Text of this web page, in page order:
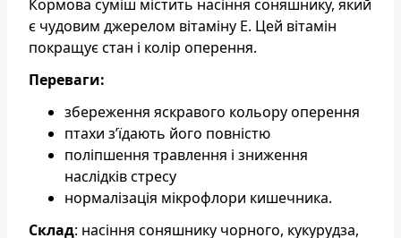
Кормова суміш містить насіння соняшнику, який
є чудовим джерелом вітаміну Е. Цей вітамін
покращує стан і колір оперення.
Переваги:
збереження яскравого кольору оперення
птахи з’їдають його повністю
поліпшення травлення і зниження
наслідків стресу
нормалізація мікрофлори кишечника.
Склад: насіння соняшнику чорного, кукурудза,